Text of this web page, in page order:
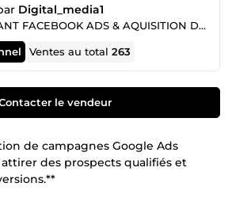
Digital_media1
CONSULTANT FACEBOOK ADS & AQUISITION DES STRATEGIS MARKETING +2436 entreprises & agences accompagnés
Ventes au total263
le vendeur
de campagnes Google Ads
des prospects qualifiés et